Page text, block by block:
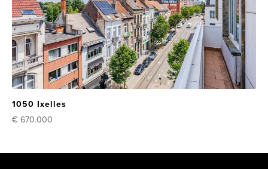
1050 Ixelles
€ 670.000